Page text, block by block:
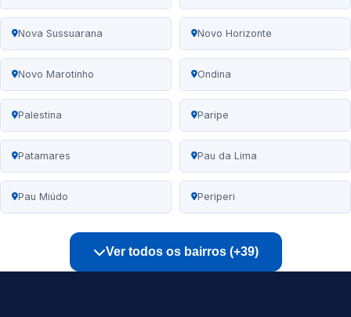
Nova Sussuarana Novo Horizonte
Novo Marotinho Ondina
Palestina Paripe
Patamares Pau da Lima
Pau Miúdo Periperi
Ver todos os bairros (+39)